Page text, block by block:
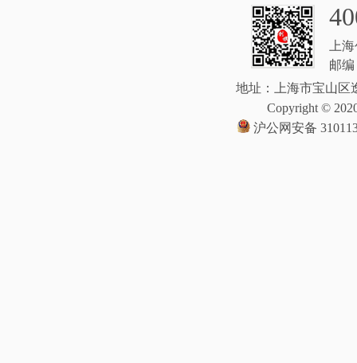
上
邮编
地址：上海市宝山区
Copyright ©
沪公网安备